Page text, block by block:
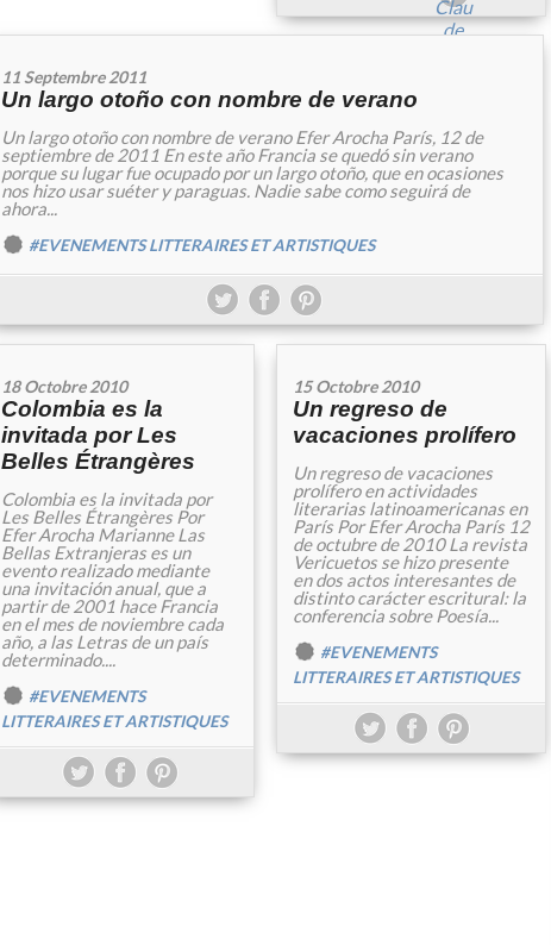
Clau
de
>
11 Septembre 2011
Un largo otoño con nombre de verano
Un largo otoño con nombre de verano Efer Arocha París, 12 de
septiembre de 2011 En este año Francia se quedó sin verano
porque su lugar fue ocupado por un largo otoño, que en ocasiones
nos hizo usar suéter y paraguas. Nadie sabe como seguirá de
ahora...
#EVENEMENTS LITTERAIRES ET ARTISTIQUES
18 Octobre 2010
Colombia es la
invitada por Les
Belles Étrangères
Colombia es la invitada por
Les Belles Étrangères Por
Efer Arocha Marianne Las
Bellas Extranjeras es un
evento realizado mediante
una invitación anual, que a
partir de 2001 hace Francia
en el mes de noviembre cada
año, a las Letras de un país
determinado....
#EVENEMENTS
LITTERAIRES ET ARTISTIQUES
15 Octobre 2010
Un regreso de
vacaciones prolífero
Un regreso de vacaciones
prolífero en actividades
literarias latinoamericanas en
París Por Efer Arocha París 12
de octubre de 2010 La revista
Vericuetos se hizo presente
en dos actos interesantes de
distinto carácter escritural: la
conferencia sobre Poesía...
#EVENEMENTS
LITTERAIRES ET ARTISTIQUES